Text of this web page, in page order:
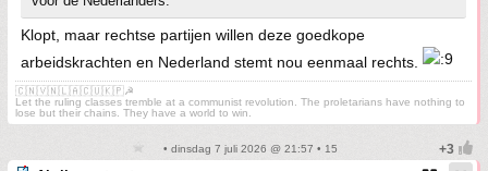
Klopt, maar rechtse partijen willen deze goedkope
arbeidskrachten en Nederland stemt nou eenmaal rechts.
🇨🇳🇻🇳🇱🇦🇨🇺🇰🇵☭
Let the ruling classes tremble at a communist revolution. The proletarians have nothing to
lose but their chains. They have a world to win.
• dinsdag 7 juli 2026 @ 21:57 • 15